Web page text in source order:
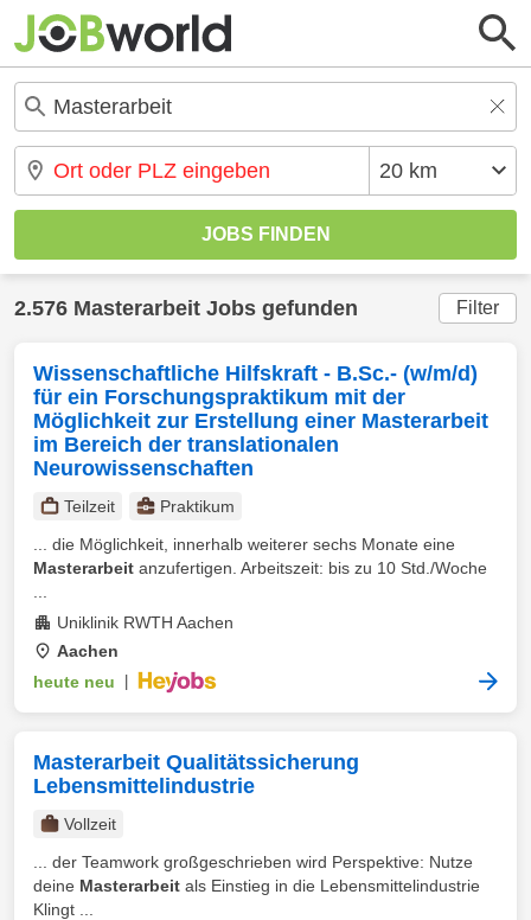
2.576 Masterarbeit Jobs gefunden Filter
Wissenschaftliche Hilfskraft - B.Sc.- (w/m/d)
für ein Forschungspraktikum mit der
Möglichkeit zur Erstellung einer Masterarbeit
im Bereich der translationalen
Neurowissenschaften
Teilzeit
Praktikum
... die Möglichkeit, innerhalb weiterer sechs Monate eine
Masterarbeit anzufertigen. Arbeitszeit: bis zu 10 Std./Woche
Uniklinik RWTH Aachen
Aachen
heute neu
Masterarbeit Qualitätssicherung
Lebensmittelindustrie
Vollzeit
... der Teamwork großgeschrieben wird Perspektive: Nutze
deine Masterarbeit als Einstieg in die Lebensmittelindustrie
Klingt ...